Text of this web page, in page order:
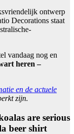
ontwerp
Decorations staat
vandaag nog en
heren –
en de actuele
zijn.
are serious
beer shirt